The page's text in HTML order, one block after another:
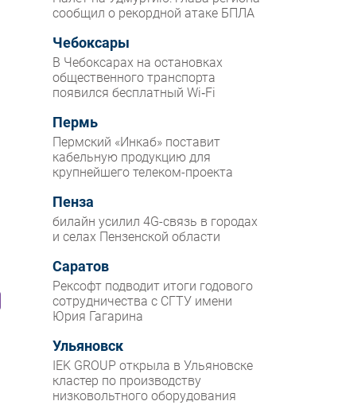
сообщил о рекордной атаке БПЛА
Чебоксары
В Чебоксарах на остановках
общественного транспорта
появился бесплатный Wi‑Fi
Пермь
Пермский «Инкаб» поставит
кабельную продукцию для
крупнейшего телеком-проекта
Пенза
билайн усилил 4G-связь в городах
и селах Пензенской области
Саратов
Рексофт подводит итоги годового
сотрудничества с СГТУ имени
Юрия Гагарина
Ульяновск
IEK GROUP открыла в Ульяновске
кластер по производству
низковольтного оборудования